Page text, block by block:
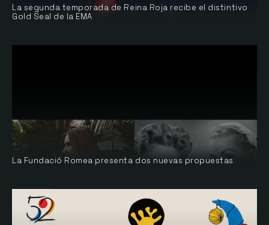
La segunda temporada de Reina Roja recibe el distintivo
Gold Seal de la EMA
La Fundació Romea presenta dos nuevas propuestas